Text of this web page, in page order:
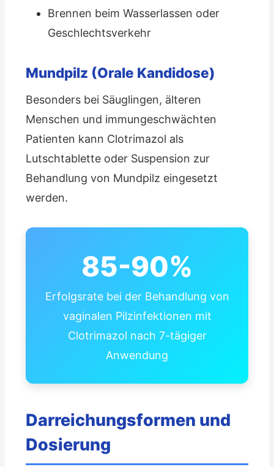
Brennen beim Wasserlassen oder
Geschlechtsverkehr
Mundpilz (Orale Kandidose)
Besonders bei Säuglingen, älteren
Menschen und immungeschwächten
Patienten kann Clotrimazol als
Lutschtablette oder Suspension zur
Behandlung von Mundpilz eingesetzt
werden.
85-90%
Erfolgsrate bei der Behandlung von
vaginalen Pilzinfektionen mit
Clotrimazol nach 7-tägiger
Anwendung
Darreichungsformen und
Dosierung